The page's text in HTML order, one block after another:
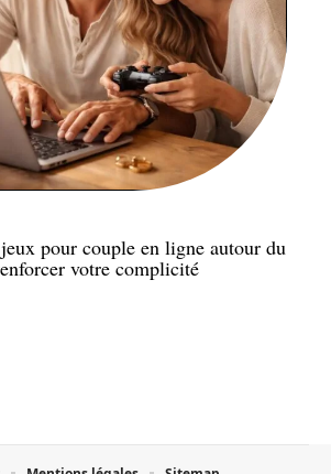
pour couple en ligne autour du
votre complicité